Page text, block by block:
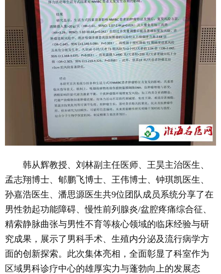
韩从辉教授、刘林副主任医师、王昊主治医生、
孟志翔博士、郇鹏飞博士、王伟博士、钟琪凯医生、
孙嘉浩医生、潘思源医生共9位团队成员系统分享了在
男性勃起功能障碍、慢性前列腺炎/盆腔疼痛综合征、
精索静脉曲张与男性不育等核心领域的临床经验与研
究成果，展示了男科手术、生殖内分泌及流行病学方
面的创新探索。此次集体亮相，全面彰显了科室作为
区域男科诊疗中心的雄厚实力与蓬勃向上的发展态